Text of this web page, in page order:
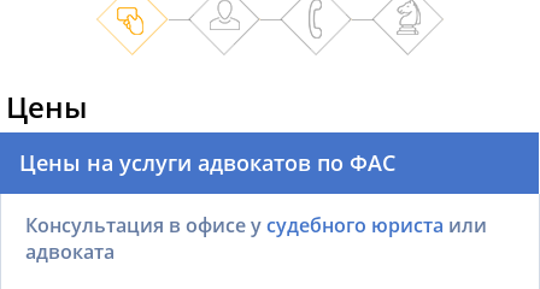
Цены
Цены на услуги адвокатов по ФАС
Консультация в офисе усудебного юриста или
адвоката